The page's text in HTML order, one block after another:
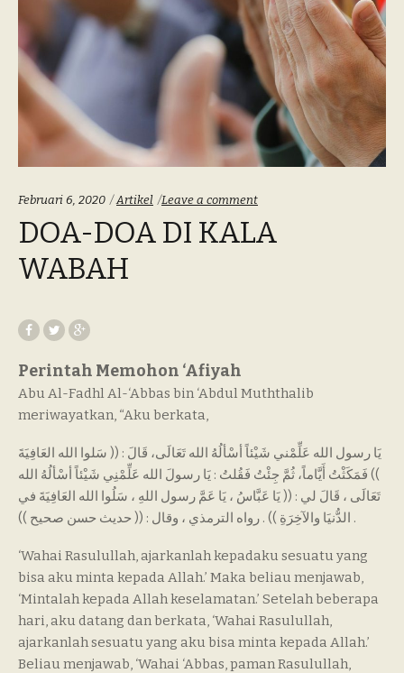
Februari 6, 2020 Categories:
Artikel Leave a comment
DOA-DOA DI KALA
WABAH
Perintah Memohon ‘Afiyah
Abu Al-Fadhl Al-‘Abbas bin ‘Abdul Muththalib
meriwayatkan, “Aku berkata,
يَا رسول الله عَلِّمْني شَيْئاً أسْألُهُ الله تَعَالَى، قَالَ : (( سَلوا الله العَافِيَةَ
)) فَمَكَثْتُ أَيَّاماً، ثُمَّ جِئْتُ فَقُلتُ : يَا رسولَ الله عَلِّمْنِي شَيْئاً أسْألُهُ الله
تَعَالَى ، قَالَ لي : (( يَا عَبَّاسُ ، يَا عَمَّ رسول اللهِ ، سَلُوا الله العَافِيَةَ في
الدُّنيَا والآخِرَةِ )) . رواه الترمذي ، وقال : (( حديث حسن صحيح )) .
‘Wahai Rasulullah, ajarkanlah kepadaku sesuatu yang
bisa aku minta kepada Allah.’ Maka beliau menjawab,
‘Mintalah kepada Allah keselamatan.’ Setelah beberapa
hari, aku datang dan berkata, ‘Wahai Rasulullah,
ajarkanlah sesuatu yang aku bisa minta kepada Allah.’
Beliau menjawab, ‘Wahai ‘Abbas, paman Rasulullah,